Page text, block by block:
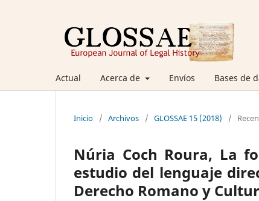
Actual Acerca de Envíos Bases de
Inicio / Archivos / GLOSSAE 15 (2018) /
Núria Coch Roura, La
estudio del lenguaje
Derecho Romano y